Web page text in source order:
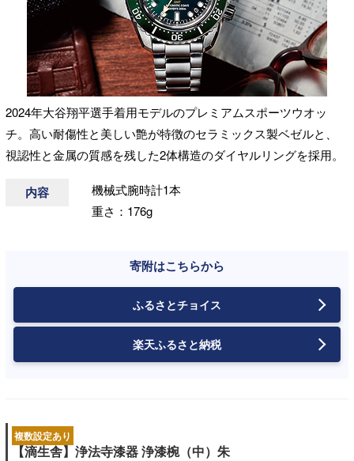
2024年大谷翔平選手着用モデルのプレミアムスポーツウオッ
チ。高い耐傷性と美しい艶が特徴のセラミックス製ベゼルと、
視認性と金属の質感を残した2体構造のダイヤルリングを採用。
内容
機械式腕時計1本
重さ：176g
寄附はこちらから
ふるさとチョイス
楽天ふるさと納税
複数設定あり
【滴生舎】浄法寺漆器 浄漆椀（中）朱